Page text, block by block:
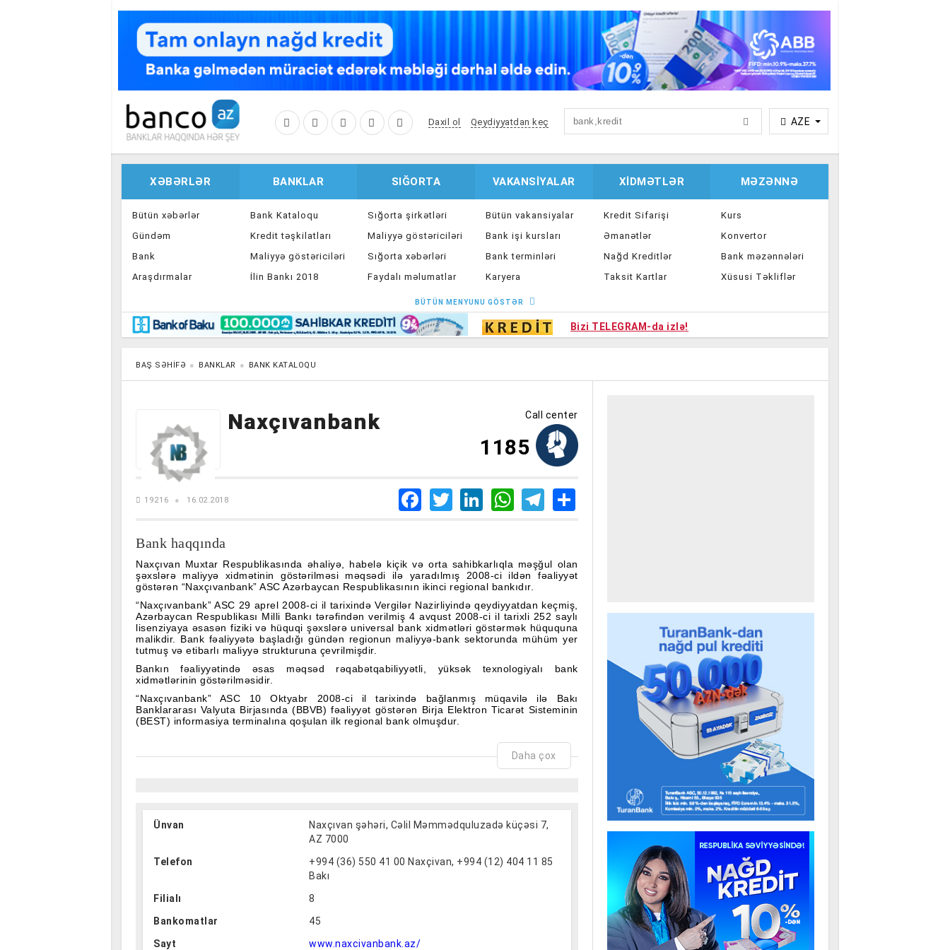
Daxil ol Qeydiyyatdan keç AZE
XƏBƏRLƏR
Bütün xəbərlər
Gündəm
Bank
Araşdırmalar
Maraqlı
BancoTV
Müsahibə
BANKLAR
Bank Kataloqu
Kredit təşkilatları
Maliyyə göstəriciləri
İlin Bankı 2018
SIĞORTA
Sığorta şirkətləri
Maliyyə göstəriciləri
Sığorta xəbərləri
Faydalı məlumatlar
Sığorta kalkulyatoru
VAKANSIYALAR
Bütün vakansiyalar
Bank işi kursları
Bank terminləri
Karyera
Peşakar inkişaf
XIDMƏTLƏR
Kredit Sifarişi
Əmanətlər
Nağd Kreditlər
Taksit Kartlar
Kart sifarişi
MƏZƏNNƏ
Kurs
Konvertor
Bank məzənnələri
Xüsusi Təkliflər
BÜTÜN MENYUNU GÖSTƏR
Bizi TELEGRAM-da izlə!
BAŞ SƏHIFƏ BANKLAR BANK KATALOQU
Naxçıvanbank Call center
1185
19216 16.02.2018 Facebook
TwitterLinkedIn
WhatsApp
Telegram
Share
Bank haqqında
Naxçıvan Muxtar Respublikasında əhaliyə, habelə kiçik və orta sahibkarlıqla məşğul olan
şəxslərə maliyyə xidmətinin göstərilməsi məqsədi ilə yaradılmış 2008-ci ildən fəaliyyət
göstərən “Naxçıvanbank” ASC Azərbaycan Respublikasının ikinci regional bankıdır.
“Naxçıvanbank” ASC 29 aprel 2008-ci il tarixində Vergilər Nazirliyində qeydiyyatdan keçmiş,
Azərbaycan Respublikası Milli Bankı tərəfindən verilmiş 4 avqust 2008-ci il tarixli 252 saylı
lisenziyaya əsasən fiziki və hüquqi şəxslərə universal bank xidmətləri göstərmək hüququna
malikdir. Bank fəaliyyətə başladığı gündən regionun maliyyə-bank sektorunda mühüm yer
tutmuş və etibarlı maliyyə strukturuna çevrilmişdir.
Bankın fəaliyyətində əsas məqsəd rəqabətqabiliyyətli, yüksək texnologiyalı bank
xidmətlərinin göstərilməsidir.
“Naxçıvanbank” ASC 10 Oktyabr 2008-ci il tarixində bağlanmış müqavilə ilə Bakı
Banklararası Valyuta Birjasında (BBVB) fəaliyyət göstərən Birja Elektron Ticarət Sisteminin
(BEST) informasiya terminalına qoşulan ilk regional bank olmuşdur.
sığortalanması fonduna üzv qəbul edilmişdir. Bu səbəbdən müştərilərin bankda
yerləşdirilmiş əmanətləri sığortalanan əmanətlər hesab olunur və Fondun qaydalarına
Yeni xidmətlərin təklif və tətbiq olunmasını qarşıya məqsəd qoyan “Naxçıvanbank” ASC
yaxın gələcəkdə xidmət şəbəkəsinin genişləndirilməsi, filial və şöbələrin yaradılmasını,
plastik kart və bankomatların təşkil edilməsini planlaşdırır.
Bankın müştəriləri sırasına sənaye, nəqliyyat, tikinti, kənd təsərrüfatı, ticarət və xidmət
Naxçıvan Muxtar Respublikasında əhaliyə, habelə kiçik və orta müəssisələrə maliyyə
xidmətlərinin göstərilməsi məqsədilə yaradılan “Naxçıvanbank” ASC müştəri bazasının
yaradılmasını, öz müştərilərinə keyfiyyətli bank xidmətinin göstərilməsini, onlarla
uzunmüddətli tərəfdaşlıq əlaqələrinin qurulmasını qarşıya məqsəd qoymuşdur. Bankın
Daha çox
Ünvan
Naxçıvan şəhəri, Cəlil Məmmədquluzadə küçəsi 7,
AZ 7000
Telefon
+994 (36) 550 41 00 Naxçivan, +994 (12) 404 11 85
Bakı
Filialı
8
Bankomatlar
45
Sayt
www.naxcivanbank.az/